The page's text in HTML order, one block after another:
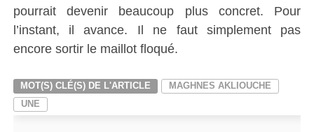
pourrait devenir beaucoup plus concret. Pour
l’instant, il avance. Il ne faut simplement pas
encore sortir le maillot floqué.
MOT(S) CLÉ(S) DE L'ARTICLE
MAGHNES AKLIOUCHE
UNE